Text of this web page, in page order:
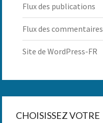
Flux des publications
Flux des commentaires
Site de WordPress-FR
CHOISISSEZ VOTRE